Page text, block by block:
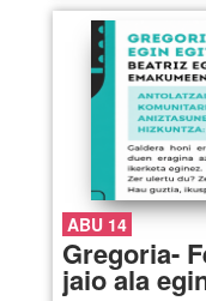
ABU 14
Gregoria-
jaio ala